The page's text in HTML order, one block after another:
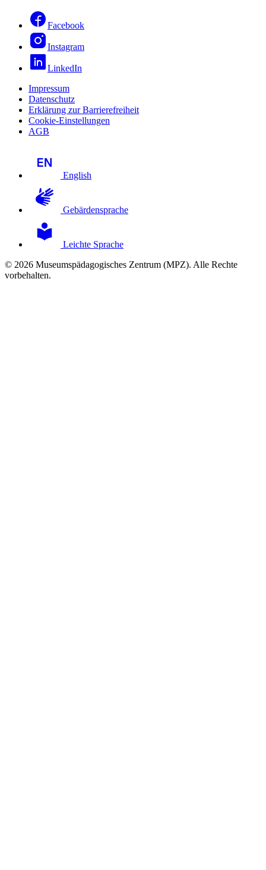
Facebook
Instagram
LinkedIn
Impressum
Datenschutz
Erklärung zur Barrierefreiheit
Cookie-Einstellungen
AGB
English
Gebärdensprache
Leichte Sprache
© 2026 Museumspädagogisches Zentrum (MPZ). Alle Rechte
vorbehalten.